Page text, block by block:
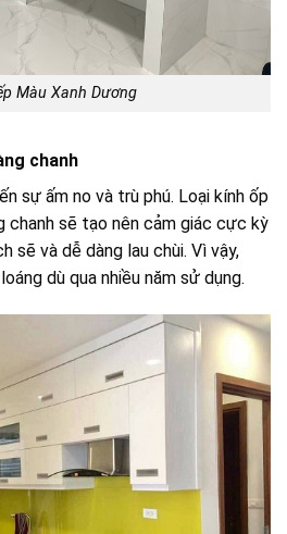
Màu Xanh Dương
chanh
sự ấm no và trù phú. Loại kính ốp
chanh sẽ tạo nên cảm giác cực kỳ
sẽ và dễ dàng lau chùi. Vì vậy,
dù qua nhiều năm sử dụng.